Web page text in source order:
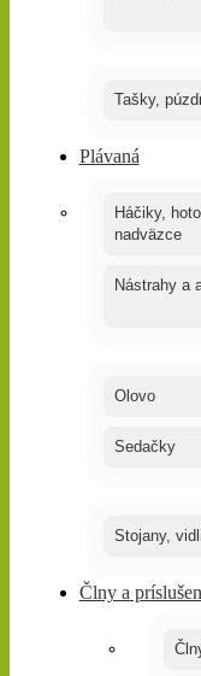
Tašky,
Plávaná
Háčiky,
nadväzce
Nástrahy a
Olovo
Sedačky
Stojany,
Člny a